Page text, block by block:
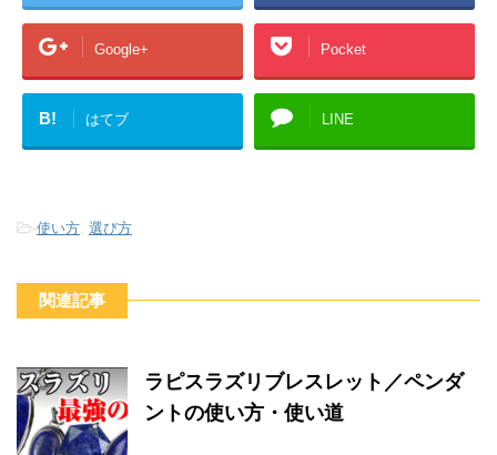
Google+ Pocket
B! はてブ LINE
-使い方 選び方
関連記事
ラピスラズリブレスレット／ペンダ
ントの使い方・使い道